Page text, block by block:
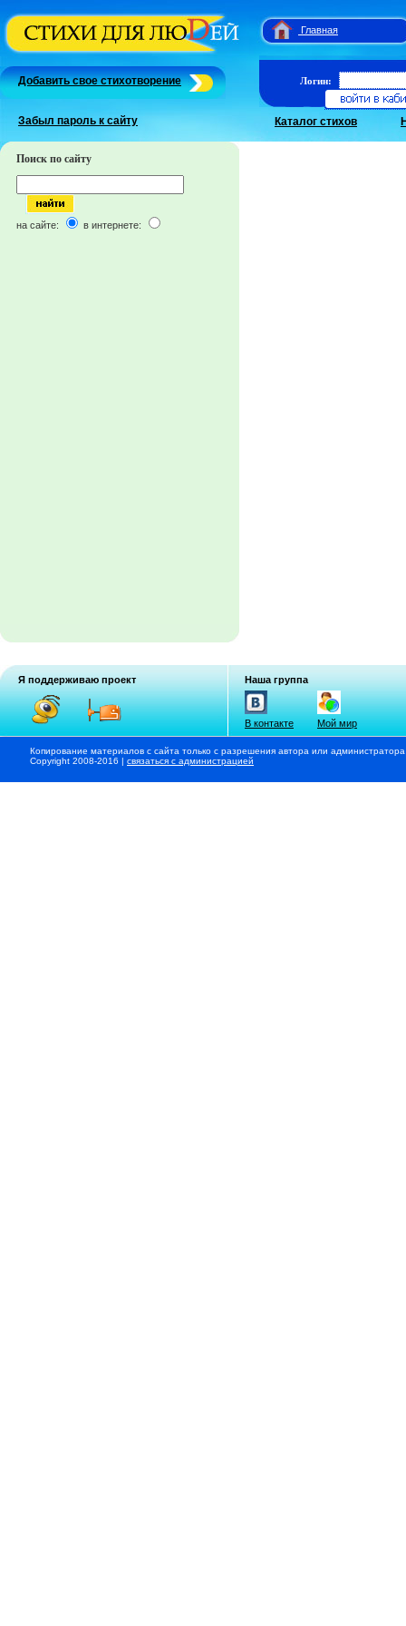
Главная
Добавить свое стихотворение
Забыл пароль к сайту
Логин:
Каталог стихов
Поиск по сайту
на сайте: в интернете:
Я поддерживаю проект Наша группа
В контакте Мой мир
Копирование материалов с сайта только с разрешения автора или
Copyright 2008-2016 | связаться с администрацией